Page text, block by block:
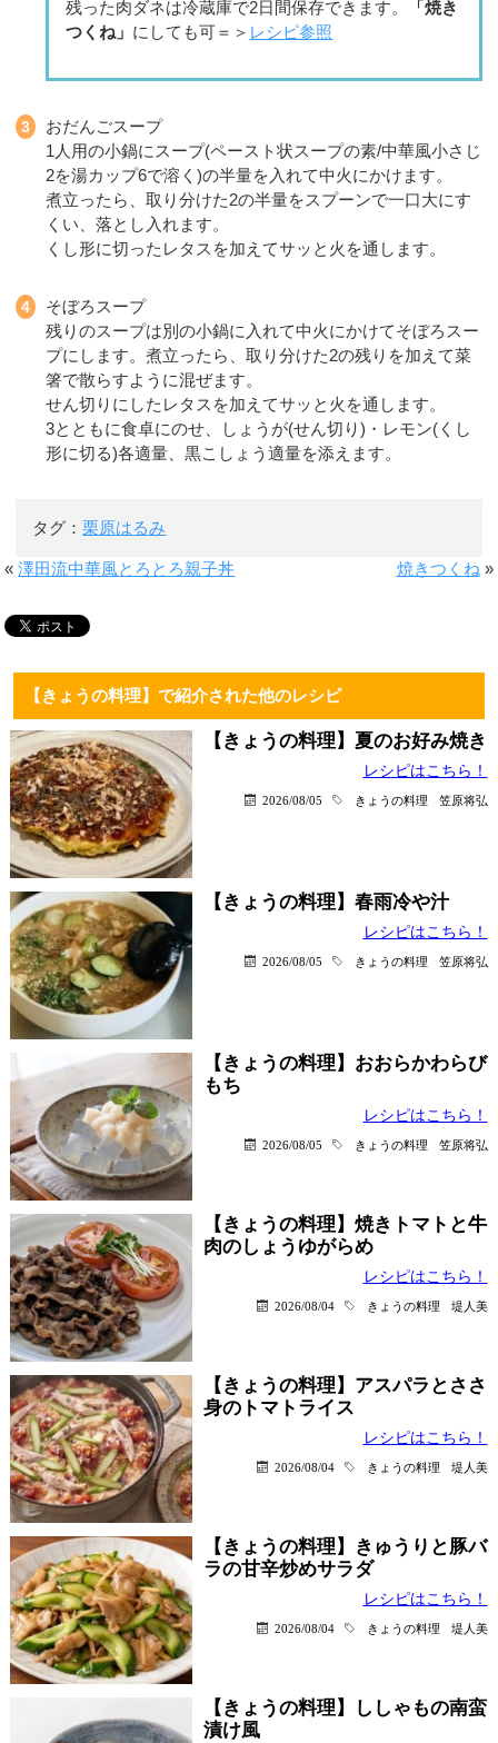
残った肉ダネは冷蔵庫で2日間保存できます。
「焼き
つくね」 にしても可＝＞ レシピ参照
おだんごスープ
1人用の小鍋にスープ(ペースト状スープの素/中華風小さじ
2を湯カップ6で溶く)の半量を入れて中火にかけます。
煮立ったら、取り分けた2の半量をスプーンで一口大にす
くい、落とし入れます。
くし形に切ったレタスを加えてサッと火を通します。
そぼろスープ
残りのスープは別の小鍋に入れて中火にかけてそぼろスー
プにします。煮立ったら、取り分けた2の残りを加えて菜
箸で散らすように混ぜます。
せん切りにしたレタスを加えてサッと火を通します。
3とともに食卓にのせ、しょうが(せん切り)・レモン(くし
形に切る)各適量、黒こしょう適量を添えます。
タグ：栗原はるみ
«澤田流中華風とろとろ親子丼 焼きつくね »
【きょうの料理】で紹介された他のレシピ
【きょうの料理】夏のお好み焼き
レシピはこちら！
2026/08/05 きょうの料理 笠原将弘
【きょうの料理】春雨冷や汁
レシピはこちら！
2026/08/05 きょうの料理 笠原将弘
【きょうの料理】おおらかわらび
もち
レシピはこちら！
2026/08/05 きょうの料理 笠原将弘
【きょうの料理】焼きトマトと牛
肉のしょうゆがらめ
レシピはこちら！
2026/08/04 きょうの料理 堤人美
【きょうの料理】アスパラとささ
身のトマトライス
レシピはこちら！
2026/08/04 きょうの料理 堤人美
【きょうの料理】きゅうりと豚バ
ラの甘辛炒めサラダ
レシピはこちら！
2026/08/04 きょうの料理 堤人美
【きょうの料理】ししゃもの南蛮
漬け風